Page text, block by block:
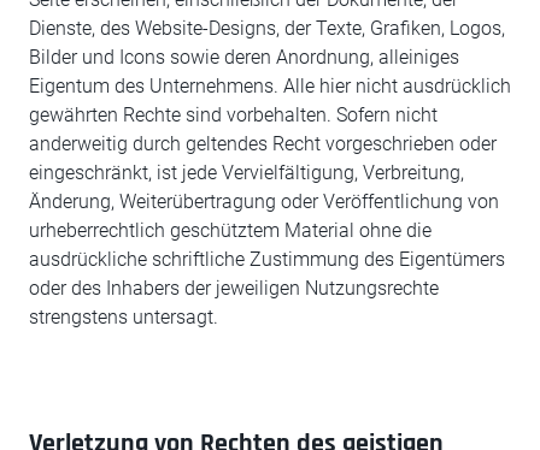
Dienste, des Website-Designs, der Texte, Grafiken, Logos,
Bilder und Icons sowie deren Anordnung, alleiniges
Eigentum des Unternehmens. Alle hier nicht ausdrücklich
gewährten Rechte sind vorbehalten. Sofern nicht
anderweitig durch geltendes Recht vorgeschrieben oder
eingeschränkt, ist jede Vervielfältigung, Verbreitung,
Änderung, Weiterübertragung oder Veröffentlichung von
urheberrechtlich geschütztem Material ohne die
ausdrückliche schriftliche Zustimmung des Eigentümers
oder des Inhabers der jeweiligen Nutzungsrechte
strengstens untersagt.